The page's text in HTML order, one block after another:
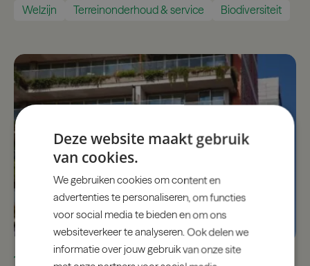
Welzijn
Terreinonderhoud & service Biodiversiteit
Deze website maakt gebruik
van cookies.
We gebruiken cookies om content en
advertenties te personaliseren, om functies
voor social media te bieden en om ons
websiteverkeer te analyseren. Ook delen we
informatie over jouw gebruik van onze site